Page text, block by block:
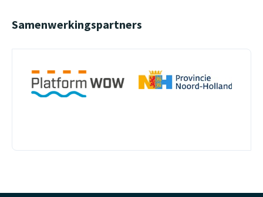
Samenwerkingspartners